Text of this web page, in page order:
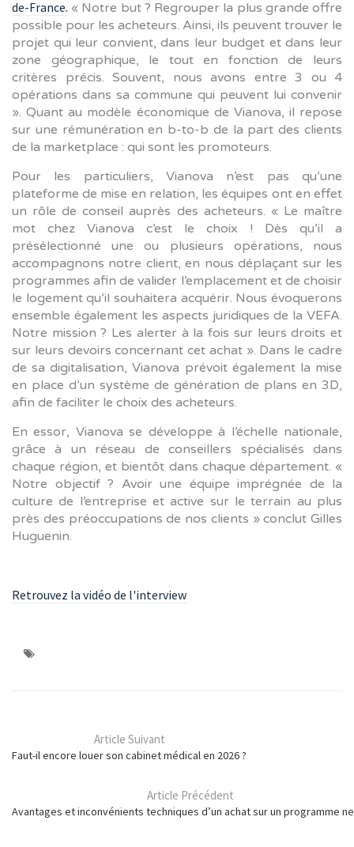
de-France. « Notre but ? Regrouper la plus grande offre
possible pour les acheteurs. Ainsi, ils peuvent trouver le
projet qui leur convient, dans leur budget et dans leur
zone géographique, le tout en fonction de leurs
critères précis. Souvent, nous avons entre 3 ou 4
opérations dans sa commune qui peuvent lui convenir
». Quant au modèle économique de Vianova, il repose
sur une rémunération en b-to-b de la part des clients
de la marketplace : qui sont les promoteurs.
Pour les particuliers, Vianova n’est pas qu’une
plateforme de mise en relation, les équipes ont en effet
un rôle de conseil auprès des acheteurs. « Le maître
mot chez Vianova c’est le choix ! Dès qu’il a
présélectionné une ou plusieurs opérations, nous
accompagnons notre client, en nous déplaçant sur les
programmes afin de valider l’emplacement et de choisir
le logement qu’il souhaitera acquérir. Nous évoquerons
ensemble également les aspects juridiques de la VEFA.
Notre mission ? Les alerter à la fois sur leurs droits et
sur leurs devoirs concernant cet achat ». Dans le cadre
de sa digitalisation, Vianova prévoit également la mise
en place d’un système de génération de plans en 3D,
afin de faciliter le choix des acheteurs.
En essor, Vianova se développe à l’échelle nationale,
grâce à un réseau de conseillers spécialisés dans
chaque région, et bientôt dans chaque département. «
Notre objectif ? Avoir une équipe imprégnée de la
culture de l’entreprise et active sur le terrain au plus
près des préoccupations de nos clients » conclut Gilles
Huguenin.
Retrouvez la vidéo de l'interview
Article Suivant
Faut-il encore louer son cabinet médical en 2026 ?
Article Précédent
Avantages et inconvénients techniques d’un achat sur un programme